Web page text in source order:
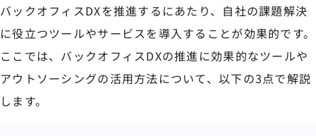
バックオフィスDXを推進するにあたり、自社の課題解決
に役立つツールやサービスを導入することが効果的です。
ここでは、バックオフィスDXの推進に効果的なツールや
アウトソーシングの活用方法について、以下の3点で解説
します。